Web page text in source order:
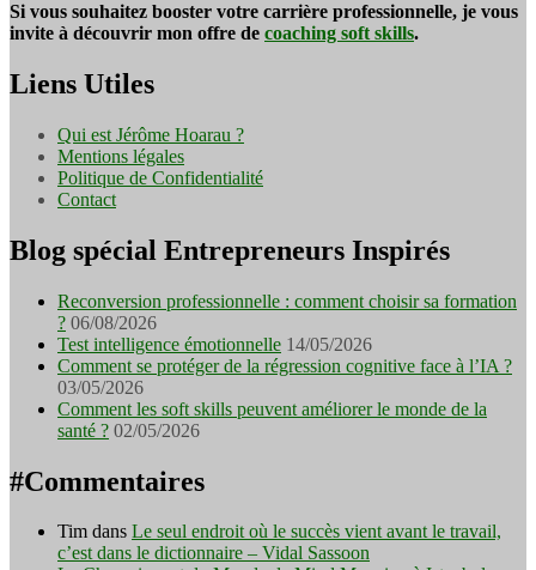
Si vous souhaitez booster votre carrière professionnelle, je vous
invite à découvrir mon offre de coaching soft skills.
Liens Utiles
Qui est Jérôme Hoarau ?
Mentions légales
Politique de Confidentialité
Contact
Blog spécial Entrepreneurs Inspirés
Reconversion professionnelle : comment choisir sa formation
? 06/08/2026
Test intelligence émotionnelle 14/05/2026
Comment se protéger de la régression cognitive face à l’IA ?
03/05/2026
Comment les soft skills peuvent améliorer le monde de la
santé ? 02/05/2026
#Commentaires
Tim dans Le seul endroit où le succès vient avant le travail,
c’est dans le dictionnaire – Vidal Sassoon